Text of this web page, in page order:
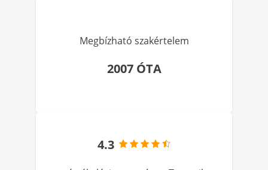
Megbízható szakértelem
2007 ÓTA
4.3